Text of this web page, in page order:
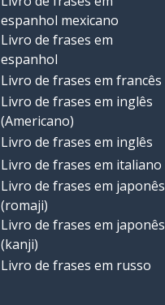
espanhol mexicano
Livro de frases em
espanhol
Livro de frases em francês
Livro de frases em inglês
(Americano)
Livro de frases em inglês
Livro de frases em italiano
Livro de frases em japonês
(romaji)
Livro de frases em japonês
(kanji)
Livro de frases em russo